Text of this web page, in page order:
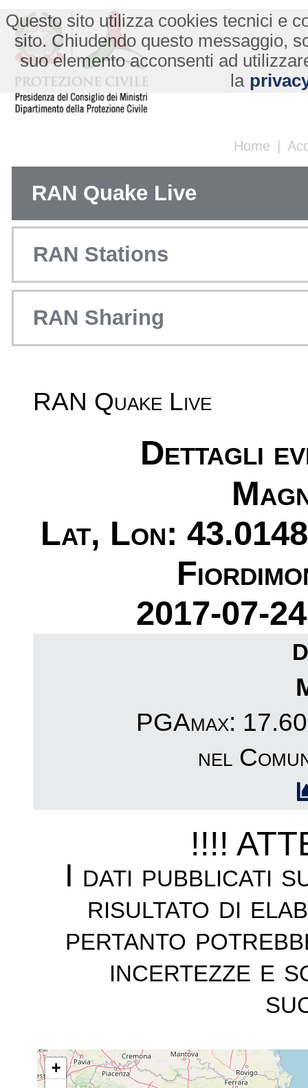
Home |
Questo sito utilizza cookies tecnici e
sito. Chiudendo questo messaggio,
suo elemento acconsenti ad
la
RAN Quake Live
RAN Stations
RAN Sharing
RAN Quake Live
Dettagli
Lat, Lon:
2017-07-
PGAmax:
nel
!!!!
I dati pubblicati
risultato di
pertanto
incertezze e
+